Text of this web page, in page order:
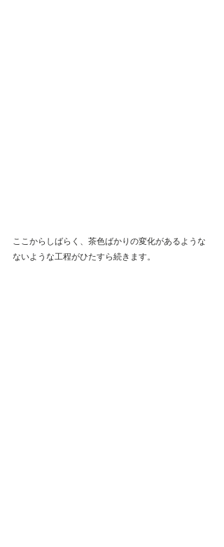
ここからしばらく、茶色ばかりの変化があるような
ないような工程がひたすら続きます。